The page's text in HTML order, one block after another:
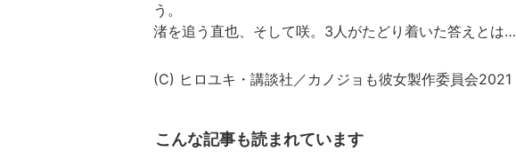
う。
渚を追う直也、そして咲。3人がたどり着いた答えとは
(C) ヒロユキ・講談社／カノジョも彼女製作委員会2021
こんな記事も読まれています